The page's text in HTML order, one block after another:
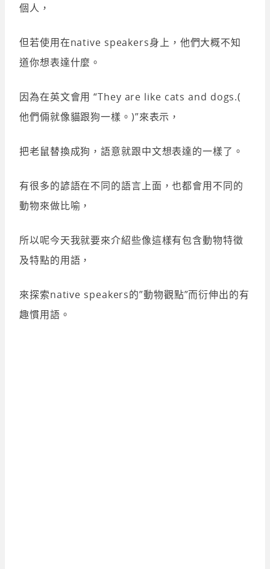
個人，
但若使用在native speakers身上，他們大概不知
道你想表達什麼。
因為在英文會用 “They are like cats and dogs.(
他們倆就像貓跟狗一樣。)”來表示，
把老鼠替換成狗，語意就跟中文想表達的一樣了。
有很多的諺語在不同的語言上面，也都會用不同的
動物來做比喻，
所以呢今天我就要來介紹些像這樣有包含動物特徵
及特點的用語，
來探索native speakers的”動物觀點”而衍伸出的有
趣慣用語。